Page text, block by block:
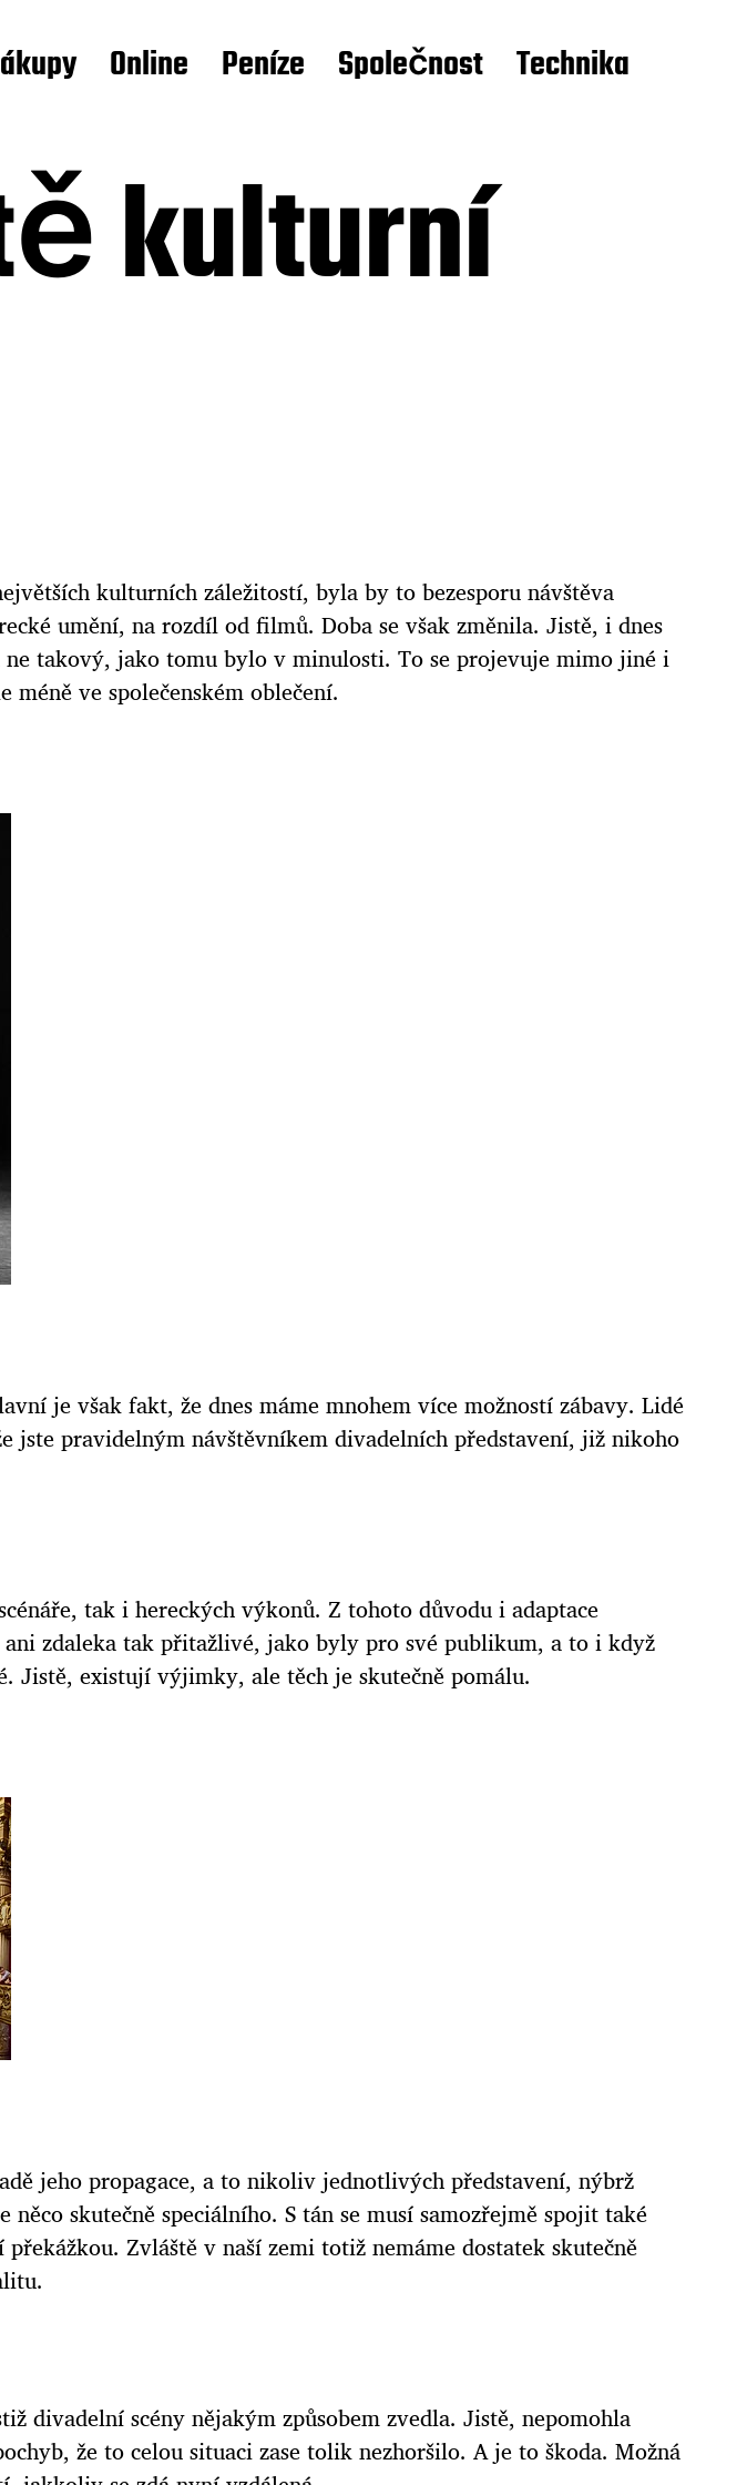
Online Peníze Společnost Technika
kulturní
kulturních záležitostí, byla by to bezesporu návštěva
umění, na rozdíl od filmů. Doba se však změnila. Jistě, i dnes
takový, jako tomu bylo v minulosti. To se projevuje mimo jiné i
ve společenském oblečení.
je však fakt, že dnes máme mnohem více možností zábavy. Lidé
pravidelným návštěvníkem divadelních představení, již nikoho
tak i hereckých výkonů. Z tohoto důvodu i adaptace
zdaleka tak přitažlivé, jako byly pro své publikum, a to i když
Jistě, existují výjimky, ale těch je skutečně pomálu.
jeho propagace, a to nikoliv jednotlivých představení, nýbrž
skutečně speciálního. S tán se musí samozřejmě spojit také
Zvláště v naší zemi totiž nemáme dostatek skutečně
divadelní scény nějakým způsobem zvedla. Jistě, nepomohla
že to celou situaci zase tolik nezhoršilo. A je to škoda. Možná